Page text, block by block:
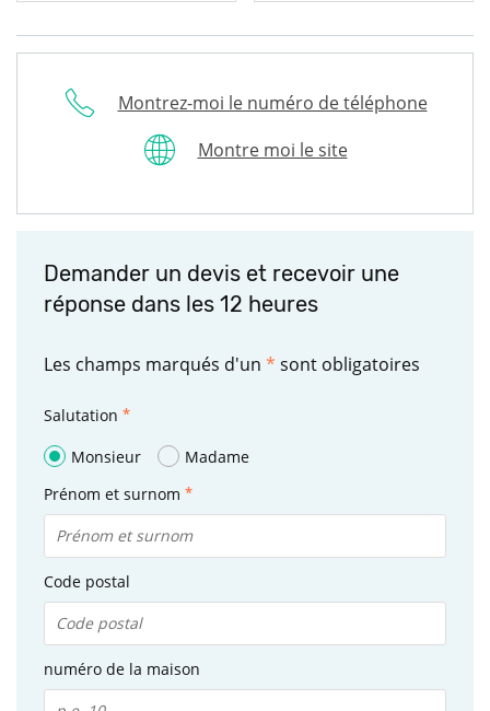
Montrez-moi le numéro de téléphone
Montre moi le site
Demander un devis et recevoir une
réponse dans les 12 heures
Les champs marqués d'un * sont obligatoires
Salutation
Monsieur
Madame
Prénom et surnom
Code postal
numéro de la maison